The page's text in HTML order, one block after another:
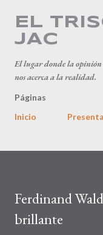
Ir
EL
JAC
El lugar donde la opinión
nos acerca a la realidad.
Páginas
Inicio
Ferdinand
brillante